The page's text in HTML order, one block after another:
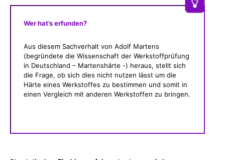
Wer hat’s erfunden?
Aus diesem Sachverhalt von Adolf Martens
(begründete die Wissenschaft der Werkstoffprüfung
in Deutschland – Martenshärte -) heraus, stellt sich
die Frage, ob sich dies nicht nutzen lässt um die
Härte eines Werkstoffes zu bestimmen und somit in
einen Vergleich mit anderen Werkstoffen zu bringen.